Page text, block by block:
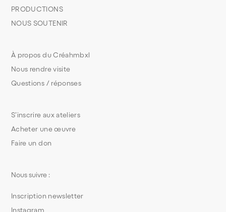
S’inscrire aux ateliers
Acheter une œuvre
Faire un don
À propos du Créahmbxl
Nous rendre visite
Questions / réponses
PRODUCTIONS
NOUS SOUTENIR
Nous suivre :
Inscription newsletter
Instagram